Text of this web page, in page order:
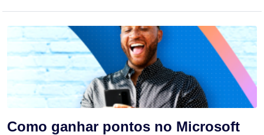
Como ganhar pontos no Microsoft